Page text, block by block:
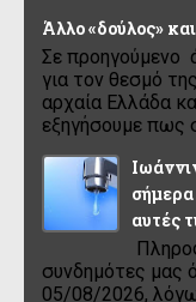
Άλλο «δούλος»
Σε προηγούμενο
για τον θεσμό
αρχαία Ελλάδα
εξηγήσουμε πως
αυτές
συνδημότες μας
05/08/2026,